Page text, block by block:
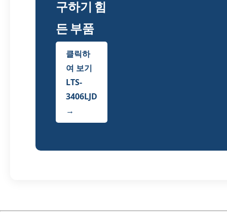
구하기 힘
든 부품
클릭하
여 보기
LTS-
3406LJD
→